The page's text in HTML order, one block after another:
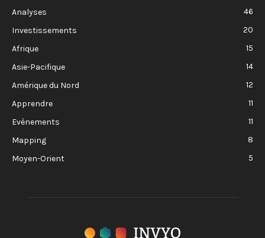
Analyses
46
Investissements
20
Afrique
15
Asie-Pacifique
14
Amérique du Nord
12
Apprendre
11
Evènements
11
Mapping
8
Moyen-Orient
5